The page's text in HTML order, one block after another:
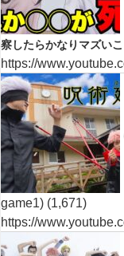
察したらかなりマズい
https://
game1) (1,671)
https://